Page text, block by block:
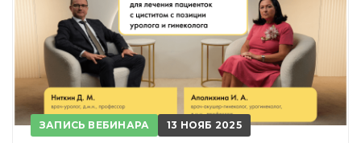
ЗАПИСЬ ВЕБИНАРА 13 НОЯБ 2025